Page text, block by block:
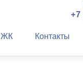
+7
ЖК Контакты